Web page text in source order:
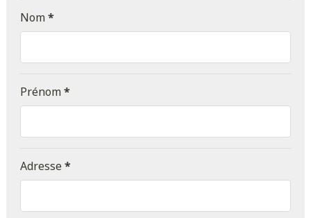
Nom*
Prénom*
Adresse*